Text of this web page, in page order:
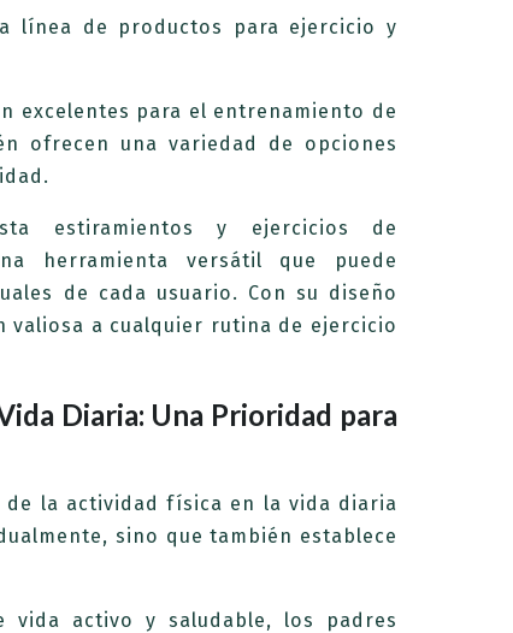
línea de productos para ejercicio y
excelentes para el entrenamiento de
ofrecen una variedad de opciones
estiramientos y ejercicios de
herramienta versátil que puede
de cada usuario. Con su diseño
a cualquier rutina de ejercicio
Diaria: Una Prioridad para
la actividad física en la vida diaria
sino que también establece
activo y saludable, los padres